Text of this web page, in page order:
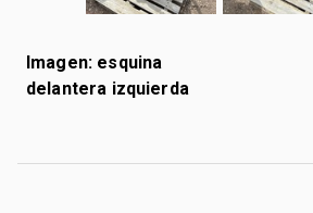
Imagen: esquina
delantera izquierda